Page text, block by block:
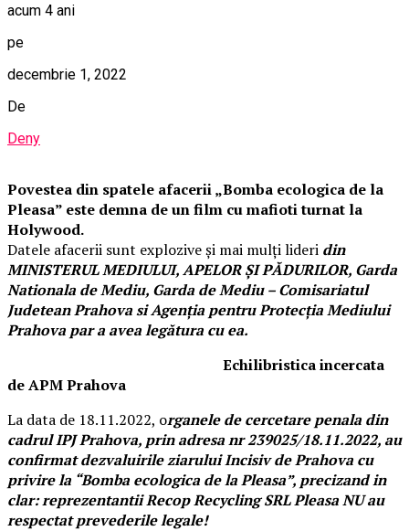
acum 4 ani
pe
decembrie 1, 2022
De
Deny
Povestea din spatele afacerii „Bomba ecologica de la
Pleasa” este demna de un film cu mafioti turnat la
Holywood.
Datele afacerii sunt explozive şi mai mulţi lideri din
MINISTERUL MEDIULUI, APELOR ŞI PĂDURILOR, Garda
Nationala de Mediu, Garda de Mediu – Comisariatul
Judetean Prahova si Agenţia pentru Protecţia Mediului
Prahova par a avea legătura cu ea.
Echilibristica incercata
de APM Prahova
La data de 18.11.2022, organele de cercetare penala din
cadrul IPJ Prahova, prin adresa nr 239025/18.11.2022, au
confirmat dezvaluirile ziarului Incisiv de Prahova cu
privire la “Bomba ecologica de la Pleasa”, precizand in
clar: reprezentantii Recop Recycling SRL Pleasa NU au
respectat prevederile legale!